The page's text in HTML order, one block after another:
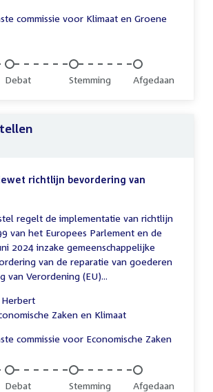
commissie voor Klimaat en Groene
Onvoltooid:
Debat Onvoltooid:
Stemming Onvoltooid:
Afgedaan
richtlijn bevordering van
regelt de implementatie van richtlijn
van het Europees Parlement en de
2024 inzake gemeenschappelijke
van de reparatie van goederen
van Verordening (EU)...
Herbert
Zaken en Klimaat
commissie voor Economische Zaken
Onvoltooid:
Debat Onvoltooid:
Stemming Onvoltooid:
Afgedaan